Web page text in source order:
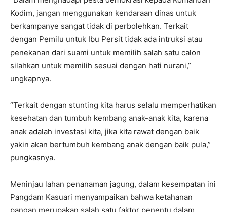
Kodim, jangan menggunakan kendaraan dinas untuk
berkampanye sangat tidak di perbolehkan. Terkait
dengan Pemilu untuk Ibu Persit tidak ada intruksi atau
penekanan dari suami untuk memilih salah satu calon
silahkan untuk memilih sesuai dengan hati nurani,”
ungkapnya.
“Terkait dengan stunting kita harus selalu memperhatikan
kesehatan dan tumbuh kembang anak-anak kita, karena
anak adalah investasi kita, jika kita rawat dengan baik
yakin akan bertumbuh kembang anak dengan baik pula,”
pungkasnya.
Meninjau lahan penanaman jagung, dalam kesempatan ini
Pangdam Kasuari menyampaikan bahwa ketahanan